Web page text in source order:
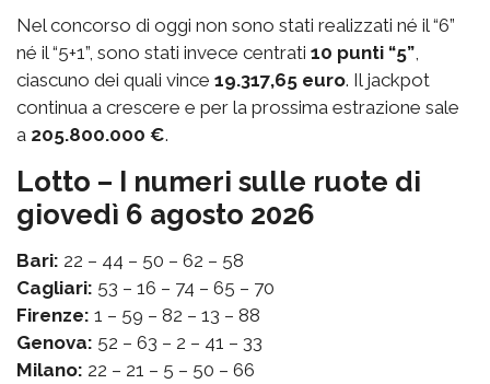
Nel concorso di oggi non sono stati realizzati né il “6”
né il “5+1”, sono stati invece centrati 10 punti “5”
ciascuno dei quali vince 19.317,65 euro. Il jackpot
continua a crescere e per la prossima estrazione sale
a 205.800.000 €.
Lotto – I numeri sulle ruote di
giovedì 6 agosto 2026
Bari: 22 – 44 – 50 – 62 – 58
Cagliari: 53 – 16 – 74 – 65 – 70
Firenze: 1 – 59 – 82 – 13 – 88
Genova: 52 – 63 – 2 – 41 – 33
Milano: 22 – 21 – 5 – 50 – 66